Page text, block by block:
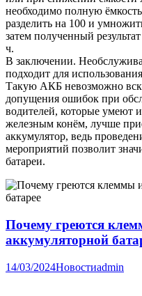
необходимо полную
разделить на 100 и
затем полученный
ч.
В заключении.
подходит для
Такую АКБ невозможно
допущения ошибок при
водителей, которые умеют
железным конём, лучше
аккумулятор, ведь
мероприятий позволит
батареи.
Почему греются
аккумуляторной
14/03/2024Новостиadmin